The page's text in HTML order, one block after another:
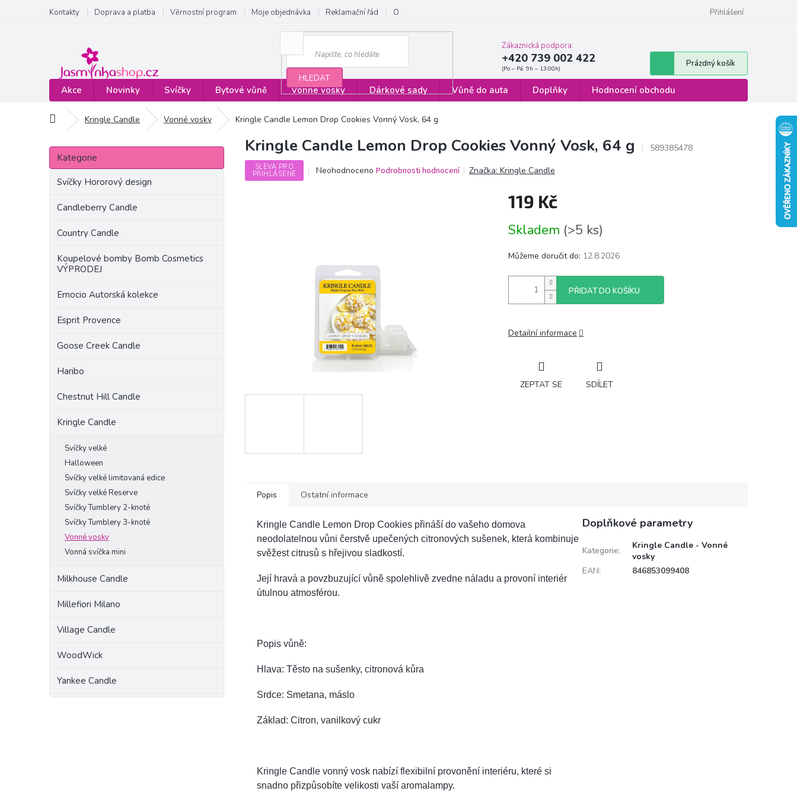
obsah
Kontakty Doprava a platba Věrnostní program Moje objednávka Reklamační řád Obchodní podmínky Formulář pro odstoupení od smlouvy
Přihlášení
HLEDAT
Zákaznická podpora:
+420 739 002 422
Nákupní
košík
Prázdný košík
Akce Novinky Svíčky Bytové vůně Vonné vosky Dárkové sady Vůně do auta Doplňky Hodnocení obchodu
Domů Kringle Candle Vonné vosky Kringle Candle Lemon Drop Cookies Vonný Vosk, 64 g
P
s
Přeskočit
kategorie
Kategorie
Svíčky Hororový design
Candleberry Candle
Country Candle
Koupelové bomby Bomb Cosmetics
VÝPRODEJ
Emocio Autorská kolekce
Esprit Provence
Goose Creek Candle
Haribo
Chestnut Hill Candle
Kringle Candle
Svíčky velké
Halloween
Svíčky velké limitovaná edice
Svíčky velké Reserve
Svíčky Tumblery 2-knoté
Svíčky Tumblery 3-knoté
Vonné vosky
Vonná svíčka mini
Milkhouse Candle
Millefiori Milano
Village Candle
WoodWick
Yankee Candle
Kringle Candle Lemon Drop Cookies Vonný Vosk, 64 g 589385478
SLEVA PRO
PŘIHLÁŠENÉ
Průměrné
Neohodnoceno Podrobnosti hodnocení Značka:Kringle Candle
119 Kč
cena:
Skladem (>5 ks)
Můžeme doručit do: 12.8.2026
PŘIDAT DO KOŠÍKU
Detailní informace
ZEPTAT SE SDÍLET
Popis Ostatní informace
Kringle Candle Lemon Drop Cookies přináší do vašeho domova
neodolatelnou vůni čerstvě upečených citronových sušenek, která kombinuje
svěžest citrusů s hřejivou sladkostí.
Její hravá a povzbuzující vůně spolehlivě zvedne náladu a provoní interiér
útulnou atmosférou.
Popis vůně:
Hlava: Těsto na sušenky, citronová kůra
Srdce: Smetana, máslo
Základ: Citron, vanilkový cukr
Kringle Candle vonný vosk nabízí flexibilní provonění interiéru, které si
snadno přizpůsobíte velikosti vaší aromalampy.
Doplňkové parametry
Kategorie:
Kringle Candle - Vonné
vosky
EAN: 846853099408